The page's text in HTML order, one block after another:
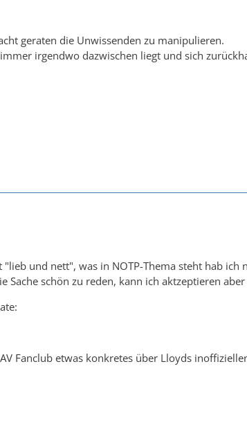
geraten die Unwissenden zu manipulieren.
irgendwo dazwischen liegt und sich
und nett", was in NOTP-Thema steht hab ich
Sache schön zu reden, kann ich aktzeptieren
Fanclub etwas konkretes über Lloyds inoffiziellen